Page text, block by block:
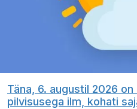
Täna, 6. augustil 2026
pilvisusega ilm, kohati